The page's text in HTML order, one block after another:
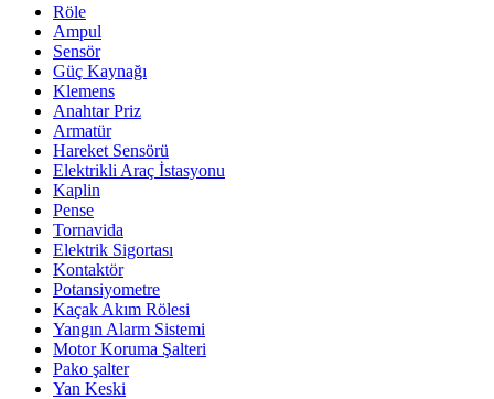
Röle
Ampul
Sensör
Güç Kaynağı
Klemens
Anahtar Priz
Armatür
Hareket Sensörü
Elektrikli Araç İstasyonu
Kaplin
Pense
Tornavida
Elektrik Sigortası
Kontaktör
Potansiyometre
Kaçak Akım Rölesi
Yangın Alarm Sistemi
Motor Koruma Şalteri
Pako şalter
Yan Keski